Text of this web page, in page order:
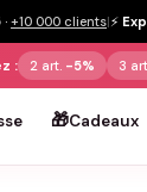
· +10 000 clients|⚡
: 2 art. -5% 3
🎁Cadeaux